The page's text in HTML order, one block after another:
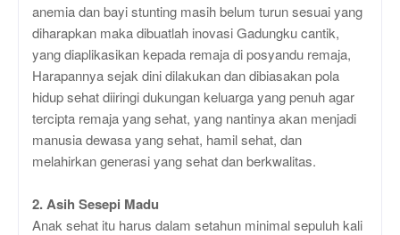
anemia dan bayi stunting masih belum turun sesuai yang
diharapkan maka dibuatlah inovasi Gadungku cantik,
yang diaplikasikan kepada remaja di posyandu remaja,
Harapannya sejak dini dilakukan dan dibiasakan pola
hidup sehat diiringi dukungan keluarga yang penuh agar
tercipta remaja yang sehat, yang nantinya akan menjadi
manusia dewasa yang sehat, hamil sehat, dan
melahirkan generasi yang sehat dan berkwalitas.
2. Asih Sesepi Madu
Anak sehat itu harus dalam setahun minimal sepuluh kali